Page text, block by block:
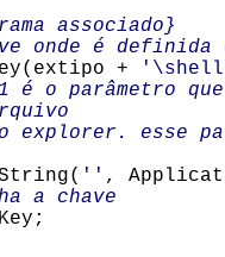
associado}
é definida o
+
é o parâmetro
esse
'' ,
a chave